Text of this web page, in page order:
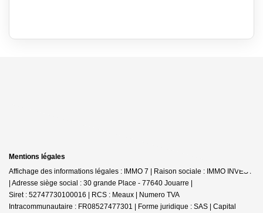
Mentions légales
Affichage des informations légales : IMMO 7 | Raison sociale : IMMO INVEST
| Adresse siège social : 30 grande Place - 77640 Jouarre |
Siret : 52747730100016 | RCS : Meaux | Numero TVA
Intracommunautaire : FR08527477301 | Forme juridique : SAS | Capital